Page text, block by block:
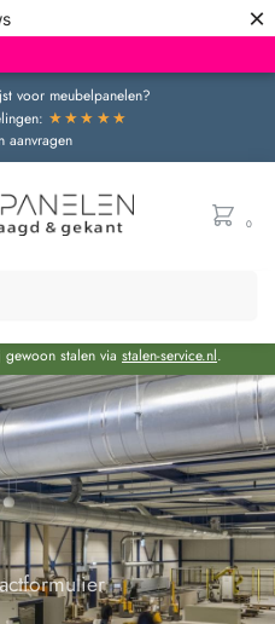
×
voor meubelpanelen?
★★★★★
aanvragen
0
een extra levertijd van circa 3 weken
gewoon stalen via stalen-service.nl.